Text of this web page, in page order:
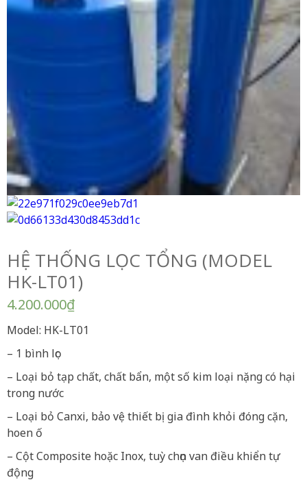
HỆ THỐNG LỌC TỔNG (MODEL
HK-LT01)
4.200.000₫
Model: HK-LT01
– 1 bình lọc
– Loại bỏ tạp chất, chất bẩn, một số kim loại nặng có hại
trong nước
– Loại bỏ Canxi, bảo vệ thiết bị gia đình khỏi đóng cặn,
hoen ố
– Cột Composite hoặc Inox, tuỳ chọn van điều khiển tự
động